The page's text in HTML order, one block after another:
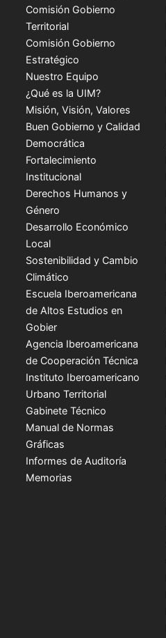
Comisión Gobierno
Territorial
Comisión Gobierno
Estratégico
Nuestro Equipo
¿Qué es la UIM?
Misión, Visión, Valores
Buen Gobierno y Calidad
Democrática
Fortalecimiento
Institucional
Derechos Humanos y
Género
Desarrollo Económico
Local
Sostenibilidad y Cambio
Climático
Escuela Iberoamericana
de Altos Estudios en
Gobier
Agencia Iberoamericana
de Cooperación Técnica
Instituto Iberoamericano
Urbano Territorial
Gabinete Técnico
Manual de Normas
Gráficas
Informes de Auditoría
Memorias